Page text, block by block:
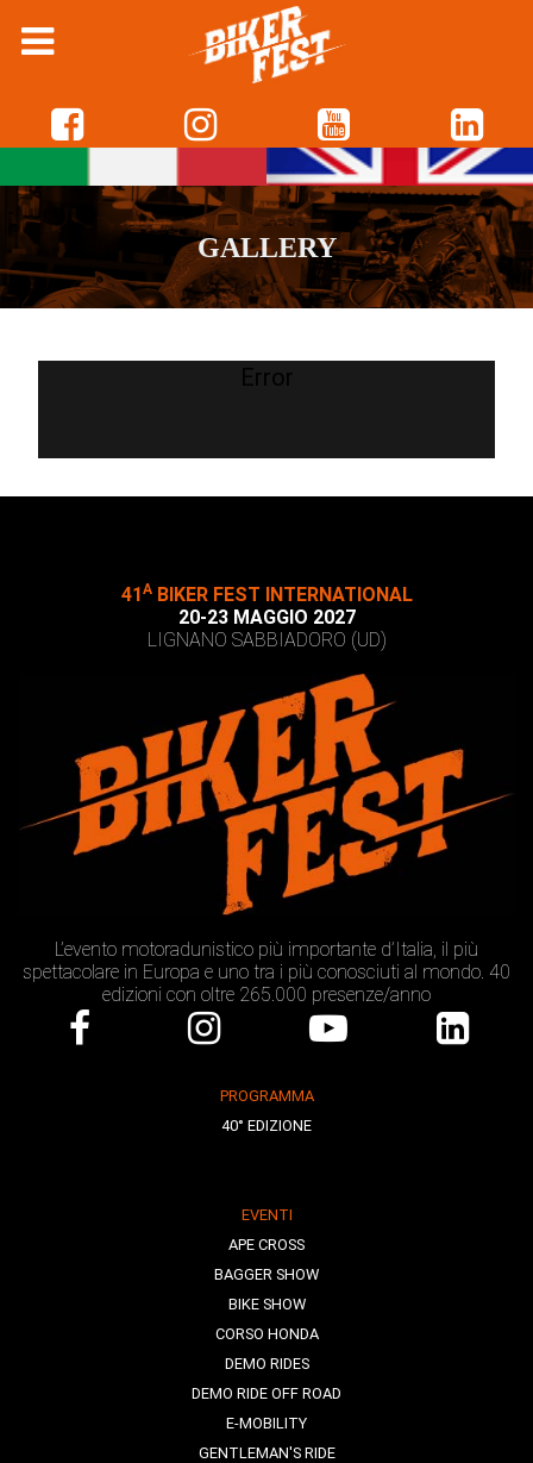
GALLERY
Error
41 ABIKER FEST INTERNATIONAL
20-23 MAGGIO 2027
LIGNANO SABBIADORO (UD)
L’evento motoradunistico più importante d’Italia, il più
spettacolare in Europa e uno tra i più conosciuti al mondo. 40
edizioni con oltre 265.000 presenze/anno
PROGRAMMA
40° EDIZIONE
EVENTI
APE CROSS
BAGGER SHOW
BIKE SHOW
CORSO HONDA
DEMO RIDES
DEMO RIDE OFF ROAD
E-MOBILITY
GENTLEMAN'S RIDE